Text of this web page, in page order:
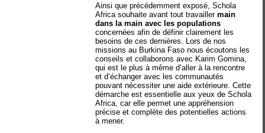
Ainsi que précédemment exposé, Schola
Africa souhaite avant tout travaillermain
dans la main avec les populations
concernées afin de définir clairement les
besoins de ces dernières. Lors de nos
missions au Burkina Faso nous écoutons les
conseils et collaborons avec Karim Gomina,
qui est le plus à même d’aller à la rencontre
et d’échanger avec les communautés
pouvant nécessiter une aide extérieure. Cette
démarche est essentielle aux yeux de Schola
Africa, car elle permet une appréhension
précise et complète des potentielles actions
à mener.